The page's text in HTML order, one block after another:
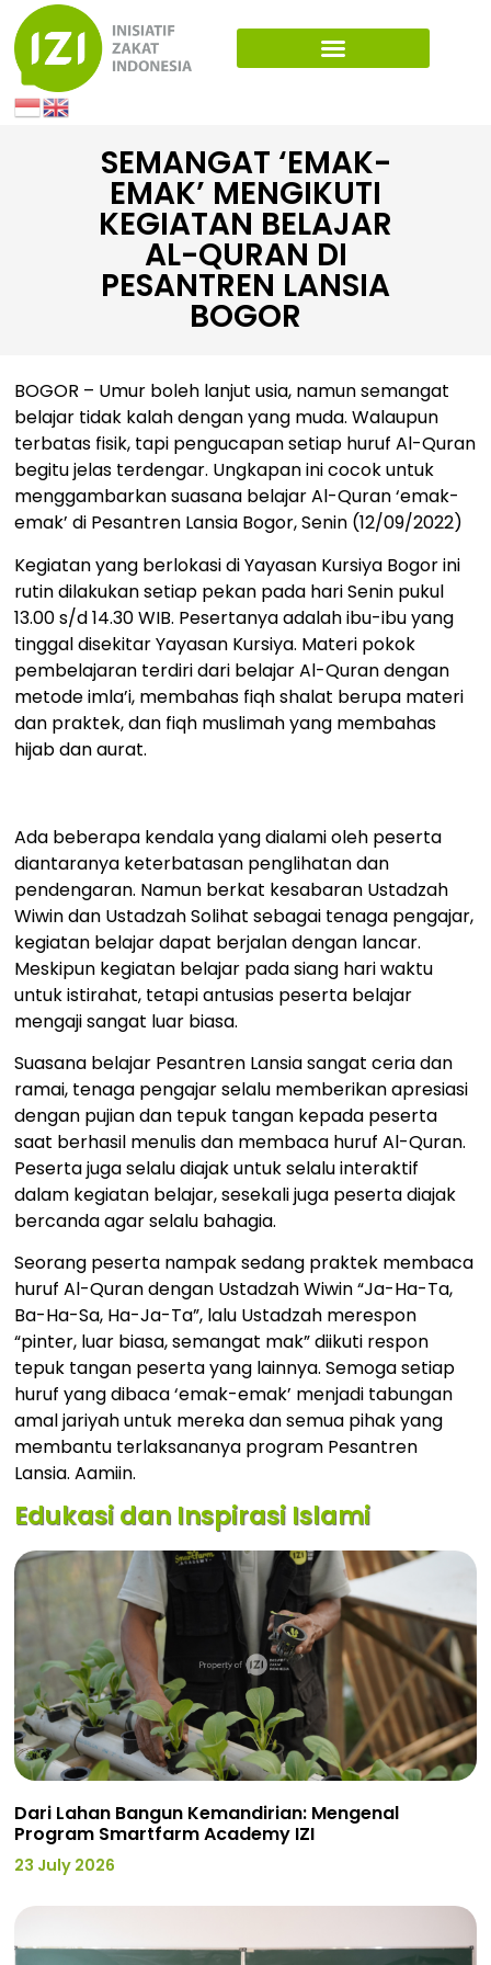
SEMANGAT ‘EMAK-
EMAK’ MENGIKUTI
KEGIATAN BELAJAR
AL-QURAN DI
PESANTREN LANSIA
BOGOR
BOGOR – Umur boleh lanjut usia, namun semangat
belajar tidak kalah dengan yang muda. Walaupun
terbatas fisik, tapi pengucapan setiap huruf Al-Quran
begitu jelas terdengar. Ungkapan ini cocok untuk
menggambarkan suasana belajar Al-Quran ‘emak-
emak’ di Pesantren Lansia Bogor, Senin (12/09/2022)
Kegiatan yang berlokasi di Yayasan Kursiya Bogor ini
rutin dilakukan setiap pekan pada hari Senin pukul
13.00 s/d 14.30 WIB. Pesertanya adalah ibu-ibu yang
tinggal disekitar Yayasan Kursiya. Materi pokok
pembelajaran terdiri dari belajar Al-Quran dengan
metode imla’i, membahas fiqh shalat berupa materi
dan praktek, dan fiqh muslimah yang membahas
hijab dan aurat.
Ada beberapa kendala yang dialami oleh peserta
diantaranya keterbatasan penglihatan dan
pendengaran. Namun berkat kesabaran Ustadzah
Wiwin dan Ustadzah Solihat sebagai tenaga pengajar,
kegiatan belajar dapat berjalan dengan lancar.
Meskipun kegiatan belajar pada siang hari waktu
untuk istirahat, tetapi antusias peserta belajar
mengaji sangat luar biasa.
Suasana belajar Pesantren Lansia sangat ceria dan
ramai, tenaga pengajar selalu memberikan apresiasi
dengan pujian dan tepuk tangan kepada peserta
saat berhasil menulis dan membaca huruf Al-Quran.
Peserta juga selalu diajak untuk selalu interaktif
dalam kegiatan belajar, sesekali juga peserta diajak
bercanda agar selalu bahagia.
Seorang peserta nampak sedang praktek membaca
huruf Al-Quran dengan Ustadzah Wiwin “Ja-Ha-Ta,
Ba-Ha-Sa, Ha-Ja-Ta”, lalu Ustadzah merespon
“pinter, luar biasa, semangat mak” diikuti respon
tepuk tangan peserta yang lainnya. Semoga setiap
huruf yang dibaca ‘emak-emak’ menjadi tabungan
amal jariyah untuk mereka dan semua pihak yang
membantu terlaksananya program Pesantren
Lansia. Aamiin.
Edukasi dan Inspirasi Islami
Dari Lahan Bangun Kemandirian: Mengenal
Program Smartfarm Academy IZI
23 July 2026